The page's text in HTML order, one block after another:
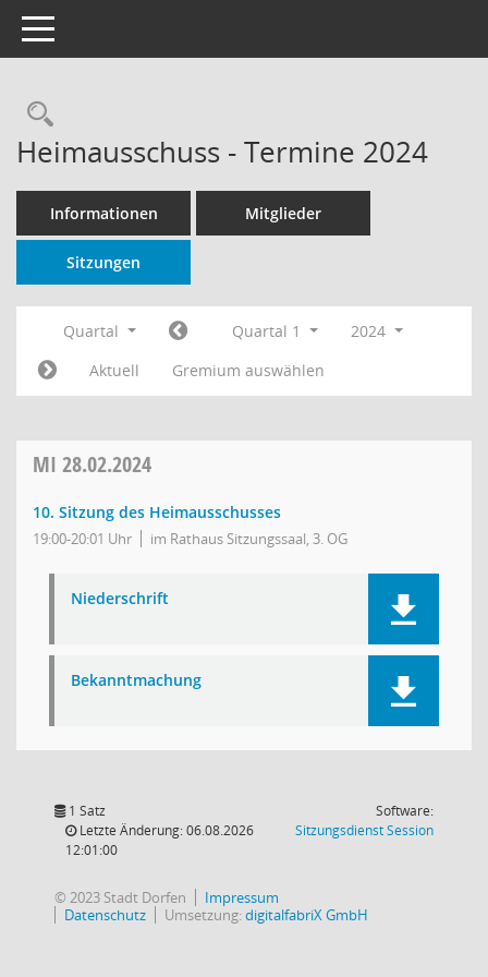
Toggle navigation
Rechercheauswahl
Heimausschuss - Termine 2024
Informationen Mitglieder
Sitzungen
Quartal Quartal 1
2024
Aktuell
Gremium auswählen
MI 28.02.2024
10. Sitzung des Heimausschusses
19:00-20:01 Uhr im Rathaus Sitzungssaal, 3. OG
Niederschrift
Bekanntmachung
1 Satz
Letzte Änderung: 06.08.2026
12:01:00
Software:
SitzungsdienstSession(Wird in
© 2023 Stadt Dorfen
Impressum
Datenschutz
Umsetzung:digitalfabriX GmbH